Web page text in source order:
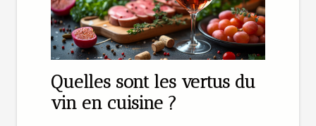
Quelles sont les vertus du
vin en cuisine ?